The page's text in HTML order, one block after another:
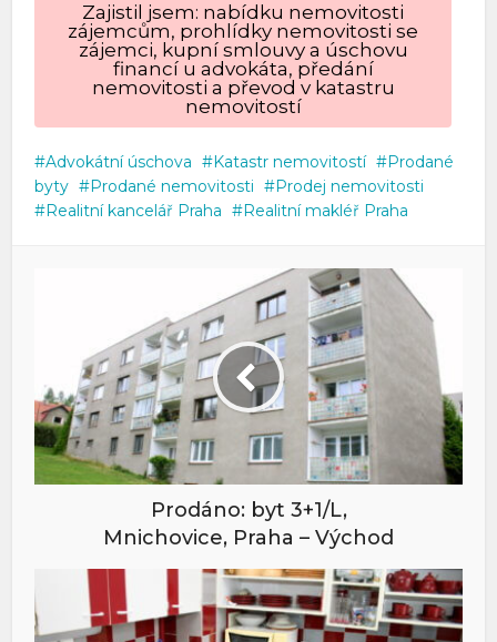
Zajistil jsem: nabídku nemovitosti
zájemcům, prohlídky nemovitosti se
zájemci, kupní smlouvy a úschovu
financí u advokáta, předání
nemovitosti a převod v katastru
nemovitostí
Advokátní úschova Katastr nemovitostí
Prodané
byty
Prodané nemovitosti
Prodej nemovitosti
Realitní kancelář Praha
Realitní makléř Praha
Prodáno: byt 3+1/L,
Mnichovice, Praha – Východ